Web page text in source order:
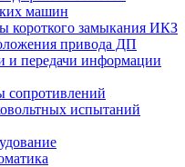
машин
короткого замыкания ИКЗ
привода ДП
и передачи информации
сопротивлений
испытаний